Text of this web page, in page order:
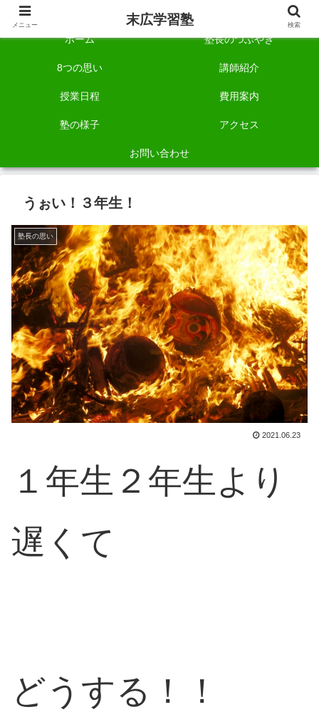
自称「一宮でいちばん塾で勉強させる塾」です。
ホーム 塾長のつぶやき
8つの思い 講師紹介
授業日程 費用案内
塾の様子 アクセス
お問い合わせ
うぉい！３年生！
塾長の思い
2021.06.23
１年生２年生より
遅くて
どうする！！
メニュー 末広学習塾 検索